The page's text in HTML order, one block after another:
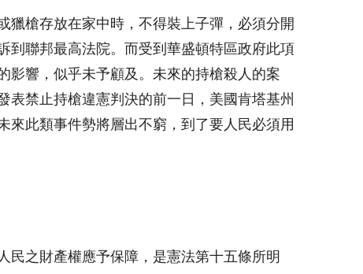
獵槍存放在家中時，不得裝上子彈，必須分開
到聯邦最高法院。而受到華盛頓特區政府此項
影響，似乎未予顧及。未來的持槍殺人的案
禁止持槍違憲判決的前一日，美國肯塔基州
來此類事件勢將層出不窮，到了要人民必須用
民之財產權應予保障，是憲法第十五條所明